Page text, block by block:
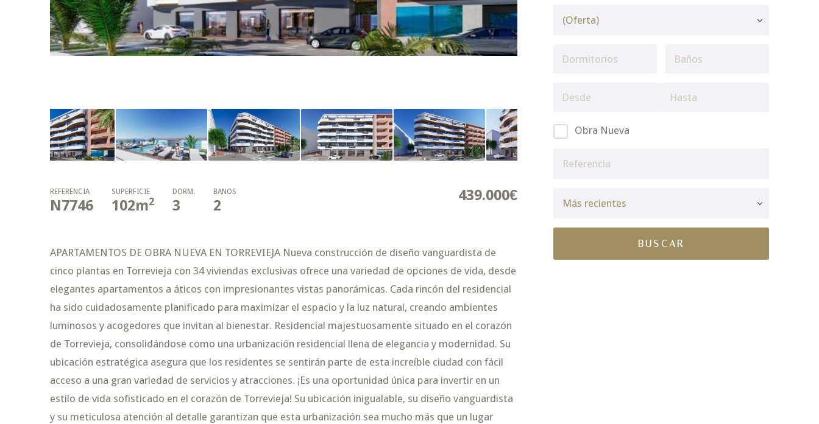
439.000€
REFERENCIA
N7746
SUPERFICIE
102m2
DORM.
3
BAÑOS
2
APARTAMENTOS DE OBRA NUEVA EN TORREVIEJA Nueva construcción de diseño vanguardista de
cinco plantas en Torrevieja con 34 viviendas exclusivas ofrece una variedad de opciones de vida, desde
elegantes apartamentos a áticos con impresionantes vistas panorámicas. Cada rincón del residencial
ha sido cuidadosamente planificado para maximizar el espacio y la luz natural, creando ambientes
luminosos y acogedores que invitan al bienestar. Residencial majestuosamente situado en el corazón
de Torrevieja, consolidándose como una urbanización residencial llena de elegancia y modernidad. Su
ubicación estratégica asegura que los residentes se sentirán parte de esta increíble ciudad con fácil
acceso a una gran variedad de servicios y atracciones. ¡Es una oportunidad única para invertir en un
estilo de vida sofisticado en el corazón de Torrevieja! Su ubicación inigualable, su diseño vanguardista
y su meticulosa atención al detalle garantizan que esta urbanización sea mucho más que un lugar
Obra Nueva